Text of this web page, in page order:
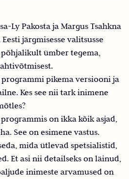
Ly Pakosta ja Margus Tsahkna
järgmisesse valitsusse
ümber tegema,
programmi pikema versiooni ja
Kes see nii tark inimene
on ikka kõik asjad,
See on esimene vastus.
mida ütlevad spetsialistid,
Et asi nii detailseks on läinud,
inimeste arvamused on